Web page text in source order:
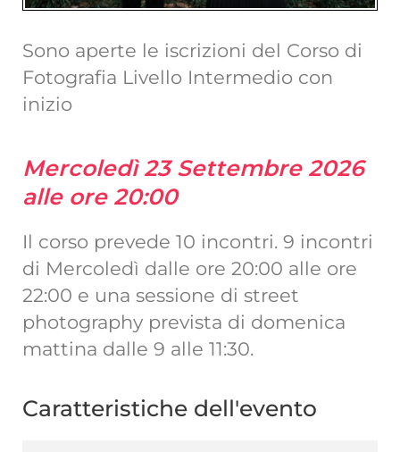
Sono aperte le iscrizioni del Corso di
Fotografia Livello Intermedio con
inizio
Mercoledì 23 Settembre 2026
alle ore 20:00
Il corso prevede 10 incontri. 9 incontri
di Mercoledì dalle ore 20:00 alle ore
22:00 e una sessione di street
photography prevista di domenica
mattina dalle 9 alle 11:30.
Caratteristiche dell'evento